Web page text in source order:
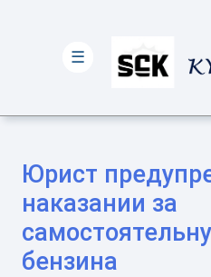
Юрист
наказании за
бензина
☰